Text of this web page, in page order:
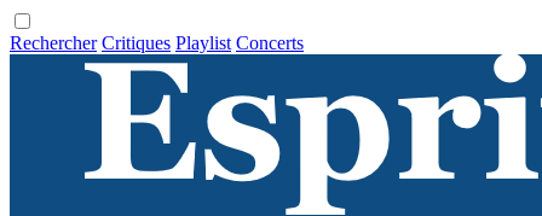
Rechercher Critiques Playlist Concerts